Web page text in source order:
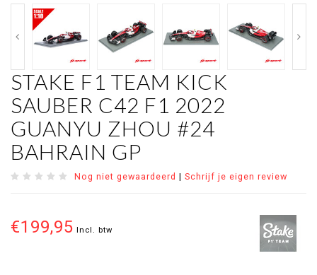
STAKE F1 TEAM KICK
SAUBER C42 F1 2022
GUANYU ZHOU #24
BAHRAIN GP
Nog niet gewaardeerd | Schrijf je eigen review
€199,95 Incl. btw